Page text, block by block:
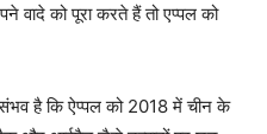
को पूरा करते हैं तो एप्पल को
संभव है कि ऐप्पल को 2018 में चीन के